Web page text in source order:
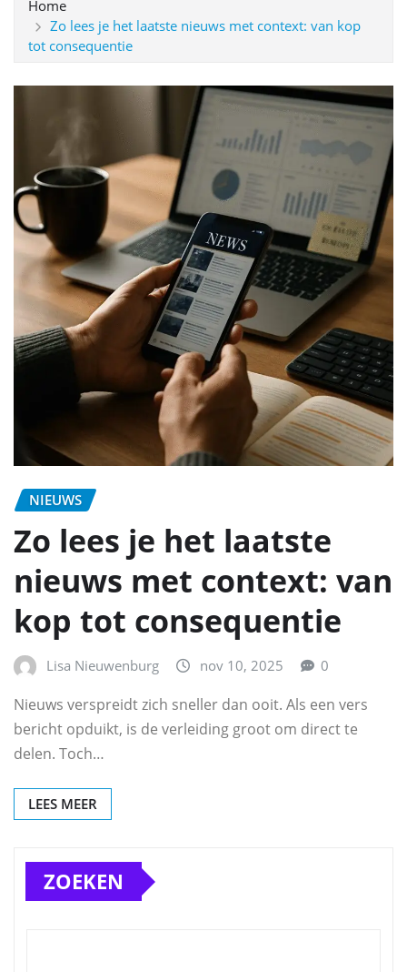
Home
Zo lees je het laatste nieuws met context: van kop
tot consequentie
NIEUWS
Zo lees je het laatste
nieuws met context: van
kop tot consequentie
Lisa Nieuwenburg nov 10, 2025 0
Nieuws verspreidt zich sneller dan ooit. Als een vers
bericht opduikt, is de verleiding groot om direct te
delen. Toch…
LEES MEER
ZOEKEN